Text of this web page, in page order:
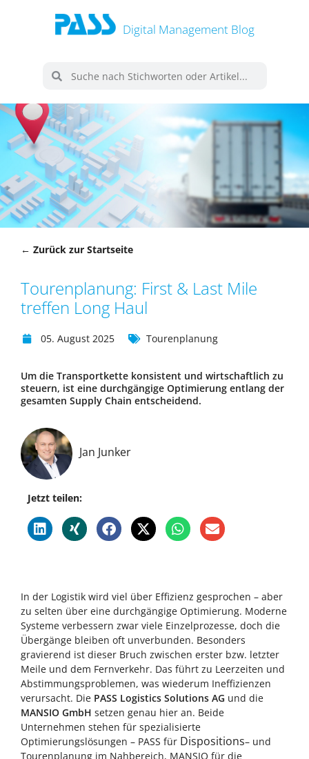
Digital Management Blog
← Zurück zur Startseite
Tourenplanung: First & Last Mile
treffen Long Haul
05. August 2025 Tourenplanung
Um die Transportkette konsistent und wirtschaftlich zu
steuern, ist eine durchgängige Optimierung entlang der
gesamten Supply Chain entscheidend.
Jan Junker
Jetzt teilen:
In der Logistik wird viel über Effizienz gesprochen – aber
zu selten über eine durchgängige Optimierung. Moderne
Systeme verbessern zwar viele Einzelprozesse, doch die
Übergänge bleiben oft unverbunden. Besonders
gravierend ist dieser Bruch zwischen erster bzw. letzter
Meile und dem Fernverkehr. Das führt zu Leerzeiten und
Abstimmungsproblemen, was wiederum Ineffizienzen
verursacht. Die PASS Logistics Solutions AG und die
MANSIO GmbH setzen genau hier an. Beide
Unternehmen stehen für spezialisierte
Optimierungslösungen – PASS für Dispositions– und
Tourenplanung im Nahbereich, MANSIO für die